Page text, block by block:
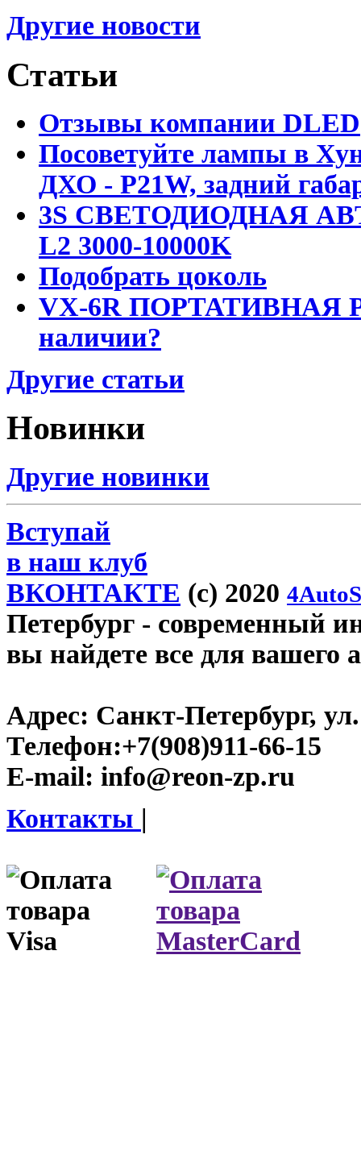
Другие новости
Статьи
Отзывы компании DLED
Посоветуйте лампы в
ДХО - P21W, задний
3S СВЕТОДИОДНАЯ
L2 3000-10000K
Подобрать цоколь
VX-6R ПОРТАТИВНАЯ
наличии?
Другие статьи
Новинки
Другие новинки
Вступай
в наш клуб
ВКОНТАКТЕ (c) 2020
Петербург - современный
вы найдете все для вашего
Адрес: Санкт-Петербург,
Телефон:+7(908)911-66-15
E-mail: info@reon-zp.ru
Контакты |